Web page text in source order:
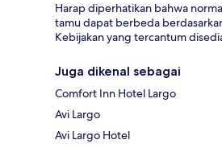
Harap diperhatikan bahwa
tamu dapat berbeda
Kebijakan yang tercantum
Juga dikenal sebagai
Comfort Inn Hotel Largo
Avi Largo
Avi Largo Hotel